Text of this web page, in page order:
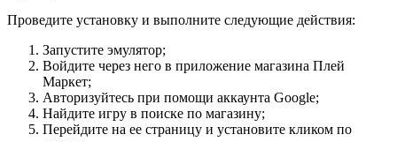
Проведите установку и выполните следующие действия:
Запустите эмулятор;
Войдите через него в приложение магазина Плей
Маркет;
Авторизуйтесь при помощи аккаунта Google;
Найдите игру в поиске по магазину;
Перейдите на ее страницу и установите кликом по